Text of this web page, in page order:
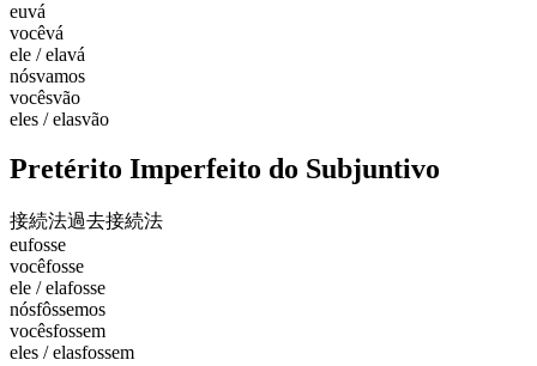
euvá
vocêvá
ele / elavá
nósvamos
vocêsvão
eles / elasvão
Pretérito Imperfeito do Subjuntivo
接続法過去接続法
eufosse
vocêfosse
ele / elafosse
nósfôssemos
vocêsfossem
eles / elasfossem